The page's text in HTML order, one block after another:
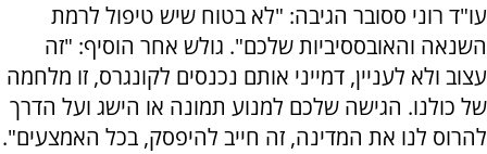
עו"ד רוני ססובר הגיבה: "לא בטוח שיש טיפול לרמת
השנאה והאובססיביות שלכם". גולש אחר הוסיף: "זה
עצוב ולא לעניין, דמייני אותם נכנסים לקונגרס, זו מלחמה
של כולנו. הגישה שלכם למנוע תמונה או הישג ועל הדרך
להרוס לנו את המדינה, זה חייב להיפסק, בכל האמצעים".